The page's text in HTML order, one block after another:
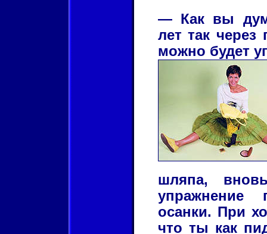
— Как вы
лет так через
можно будет
шляпа,
упражнение
осанки. При
что ты как